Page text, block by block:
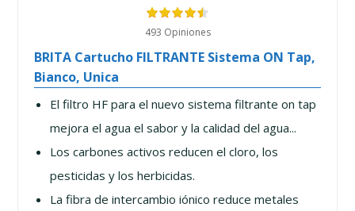
493 Opiniones
BRITA Cartucho FILTRANTE Sistema ON Tap,
Bianco, Unica
El filtro HF para el nuevo sistema filtrante on tap
mejora el agua el sabor y la calidad del agua...
Los carbones activos reducen el cloro, los
pesticidas y los herbicidas.
La fibra de intercambio iónico reduce metales